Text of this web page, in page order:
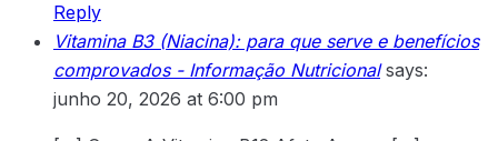
Reply
Vitamina B3 (Niacina): para que serve e benefícios
comprovados - Informação Nutricional says:
junho 20, 2026 at 6:00 pm